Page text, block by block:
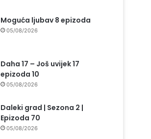
Moguća ljubav 8 epizoda
05/08/2026
Daha 17 – Još uvijek 17
epizoda 10
05/08/2026
Daleki grad | Sezona 2 |
Epizoda 70
05/08/2026